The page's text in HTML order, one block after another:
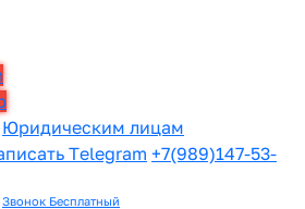
Юридическим лицам
Telegram +7(989)147-53-
Звонок Бесплатный